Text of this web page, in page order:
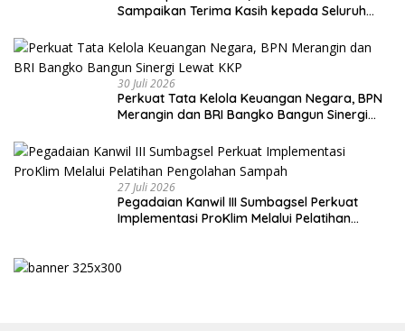
Sampaikan Terima Kasih kepada Seluruh
30 Juli 2026
Perkuat Tata Kelola Keuangan Negara, BPN
Merangin dan BRI Bangko Bangun Sinergi
27 Juli 2026
Pegadaian Kanwil III Sumbagsel Perkuat
Implementasi ProKlim Melalui Pelatihan